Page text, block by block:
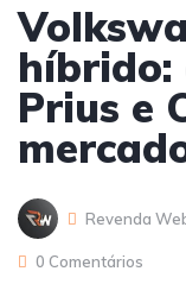
híbrido:
Prius e
Revenda
0 Comentários